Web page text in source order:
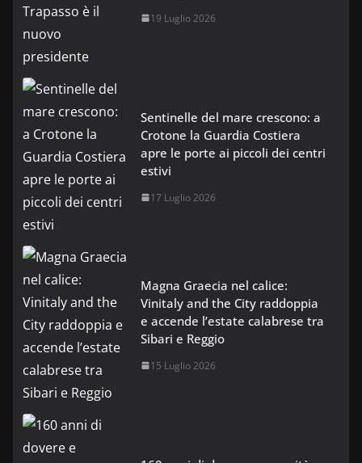
19 Luglio 2026
Sentinelle del mare crescono: a
Crotone la Guardia Costiera
apre le porte ai piccoli dei centri
estivi
17 Luglio 2026
Magna Graecia nel calice:
Vinitaly and the City raddoppia
e accende l’estate calabrese tra
Sibari e Reggio
15 Luglio 2026